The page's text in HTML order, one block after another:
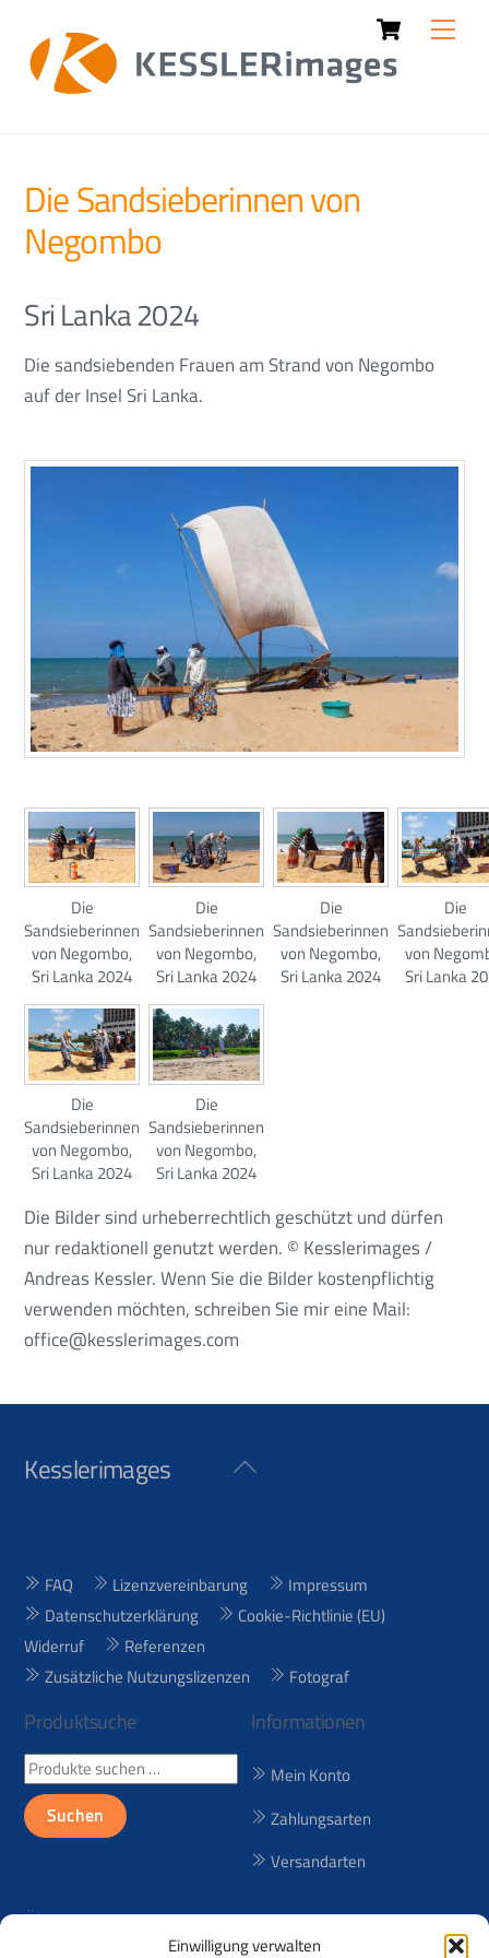
Einwilligung verwalten
content
Cart
Die Sandsieberinnen von
Negombo
Sri Lanka 2024
Die sandsiebenden Frauen am Strand von Negombo
auf der Insel Sri Lanka.
Die
Sandsieberinnen
von Negombo,
Sri Lanka 2024
Die
Sandsieberinnen
von Negombo,
Sri Lanka 2024
Die
Sandsieberinnen
von Negombo,
Sri Lanka 2024
Die
von
Sri Lanka
Die
Sandsieberinnen
von Negombo,
Sri Lanka 2024
Die
Sandsieberinnen
von Negombo,
Sri Lanka 2024
Die Bilder sind urheberrechtlich geschützt und dürfen
nur redaktionell genutzt werden. © Kesslerimages /
Andreas Kessler. Wenn Sie die Bilder kostenpflichtig
verwenden möchten, schreiben Sie mir eine Mail:
office@kesslerimages.com
Back
Kesslerimages
FAQ Lizenzvereinbarung
Impressum
Datenschutzerklärung
Cookie-Richtlinie (EU)
Widerruf
Referenzen
Zusätzliche Nutzungslizenzen
Fotograf
Produktsuche
Suchen
nach:
Suchen
Informationen
Mein Konto
Zahlungsarten
Versandarten
Über uns